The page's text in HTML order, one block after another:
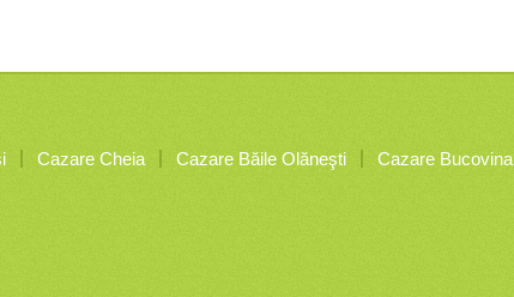
Cazare Cheia Cazare Băile Olăneşti Cazare Bucovina